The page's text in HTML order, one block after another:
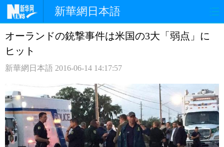
新華網日本語
ホームページ 政治 経済
評論 写真
中日対訳
オーランドの銃撃事件は米国の3大「弱点」に
ヒット
新華網日本語 2016-06-14 14:17:57